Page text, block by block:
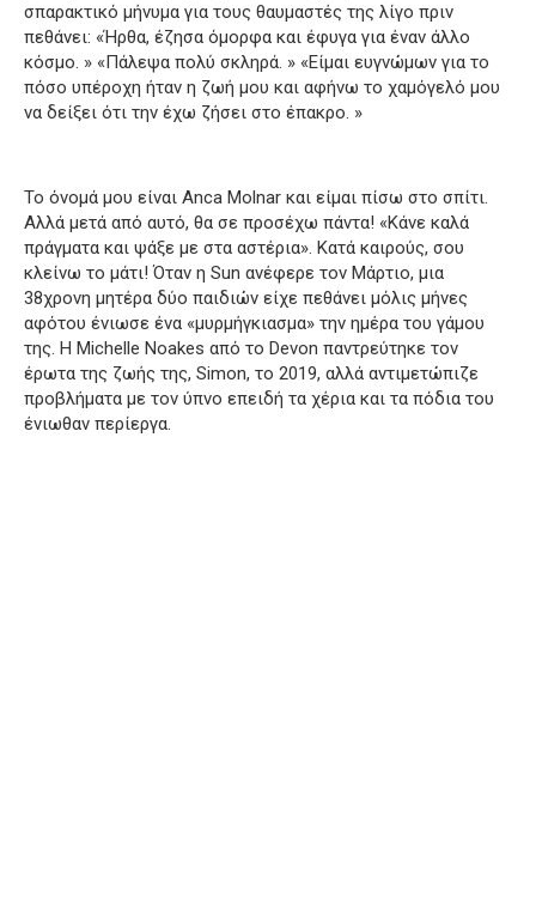
σπαρακτικό μήνυμα για τους θαυμαστές της λίγο πριν
πεθάνει: «Ήρθα, έζησα όμορφα και έφυγα για έναν άλλο
κόσμο. » «Πάλεψα πολύ σκληρά. » «Είμαι ευγνώμων για το
πόσο υπέροχη ήταν η ζωή μου και αφήνω το χαμόγελό μου
να δείξει ότι την έχω ζήσει στο έπακρο. »
Το όνομά μου είναι Anca Molnar και είμαι πίσω στο σπίτι.
Αλλά μετά από αυτό, θα σε προσέχω πάντα! «Κάνε καλά
πράγματα και ψάξε με στα αστέρια». Κατά καιρούς, σου
κλείνω το μάτι! Όταν η Sun ανέφερε τον Μάρτιο, μια
38χρονη μητέρα δύο παιδιών είχε πεθάνει μόλις μήνες
αφότου ένιωσε ένα «μυρμήγκιασμα» την ημέρα του γάμου
της. Η Michelle Noakes από το Devon παντρεύτηκε τον
έρωτα της ζωής της, Simon, το 2019, αλλά αντιμετώπιζε
προβλήματα με τον ύπνο επειδή τα χέρια και τα πόδια του
ένιωθαν περίεργα.